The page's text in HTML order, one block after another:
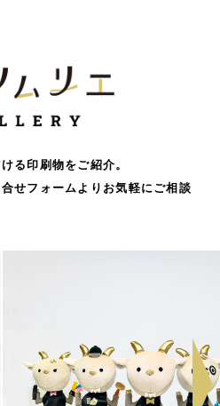
る印刷物をご紹介。
せフォームよりお気軽にご相談